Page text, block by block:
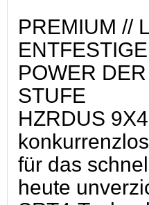
PREMIUM //
POWER
STUFE
HZRDUS
für das
heute